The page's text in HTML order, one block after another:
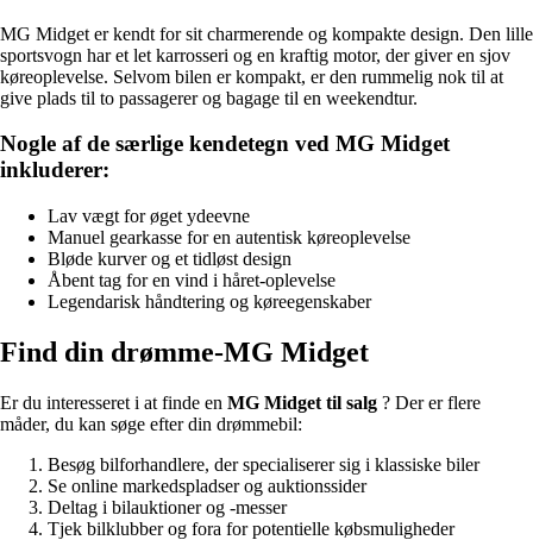
MG Midget er kendt for sit charmerende og kompakte design. Den lille
sportsvogn har et let karrosseri og en kraftig motor, der giver en sjov
køreoplevelse. Selvom bilen er kompakt, er den rummelig nok til at
give plads til to passagerer og bagage til en weekendtur.
Nogle af de særlige kendetegn ved MG Midget
inkluderer:
Lav vægt for øget ydeevne
Manuel gearkasse for en autentisk køreoplevelse
Bløde kurver og et tidløst design
Åbent tag for en vind i håret-oplevelse
Legendarisk håndtering og køreegenskaber
Find din drømme-MG Midget
Er du interesseret i at finde en MG Midget til salg ? Der er flere
måder, du kan søge efter din drømmebil:
Besøg bilforhandlere, der specialiserer sig i klassiske biler
Se online markedspladser og auktionssider
Deltag i bilauktioner og -messer
Tjek bilklubber og fora for potentielle købsmuligheder